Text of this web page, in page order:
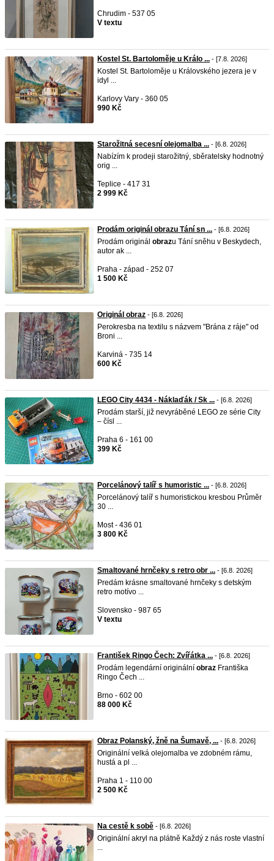
Chrudim - 537 05
V textu
Kostel St. Bartoloměje u Králo ... - [7.8. 2026]
Kostel St. Bartoloměje u Královského jezera je v
idyl ...
Karlovy Vary - 360 05
990 Kč
Starožitná secesní olejomalba ... - [6.8. 2026]
Nabízím k prodeji starožitný, sběratelsky hodnotný
orig ...
Teplice - 417 31
2 999 Kč
Prodám originál obrazu Tání sn ... - [6.8. 2026]
Prodám originál obrazu Tání sněhu v Beskydech,
autor ak ...
Praha - západ - 252 07
1 500 Kč
Originál obraz - [6.8. 2026]
Perokresba na textilu s názvem "Brána z ráje" od
Broni ...
Karviná - 735 14
600 Kč
LEGO City 4434 - Náklaďák / Sk ... - [6.8. 2026]
Prodám starší, již nevyráběné LEGO ze série City
– čísl ...
Praha 6 - 161 00
399 Kč
Porcelánový talíř s humoristic ... - [6.8. 2026]
Porcelánový talíř s humoristickou kresbou Průměr
30 ...
Most - 436 01
3 800 Kč
Smaltované hrnčeky s retro obr ... - [6.8. 2026]
Predám krásne smaltované hrnčeky s detským
retro motívo ...
Slovensko - 987 65
V textu
František Ringo Čech: Zvířátka ... - [6.8. 2026]
Prodám legendární originální obraz Františka
Ringo Čech ...
Brno - 602 00
88 000 Kč
Obraz Polanský, žně na Šumavě, ... - [6.8. 2026]
Originální velká olejomalba ve zdobném rámu,
hustá a pl ...
Praha 1 - 110 00
2 500 Kč
Na cestě k sobě - [6.8. 2026]
Originální akryl na plátně Každý z nás roste vlastní
...